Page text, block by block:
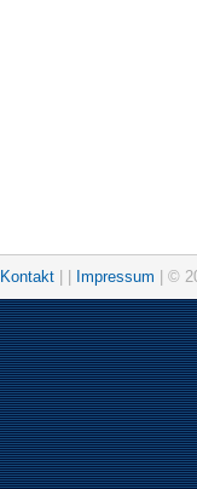
Kontakt Impressum | ©